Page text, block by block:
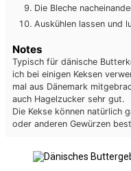
Die Bleche
Auskühlen lassen und
Notes
Typisch für dänische
ich bei einigen Keksen
mal aus Dänemark
auch Hagelzucker sehr gut.
Die Kekse können natürlich
oder anderen Gewürzen